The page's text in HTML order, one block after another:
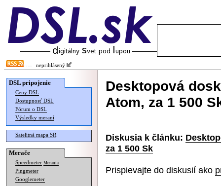
neprihlásený
DSL pripojenie
Ceny DSL
Dostupnosť DSL
Fórum o DSL
Výsledky meraní
Satelitná mapa SR
Merače
Speedmeter Merania
Pingmeter
Googlemeter
Desktopová
Atom, za 1 500
Diskusia k článku:
za 1 500 Sk
Prispievajte do diskusií ako